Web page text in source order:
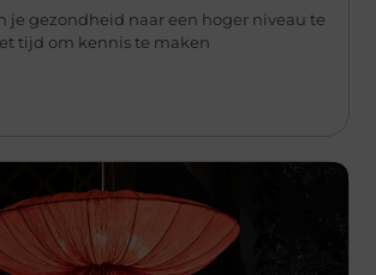
je gezondheid naar een hoger niveau te
tijd om kennis te maken